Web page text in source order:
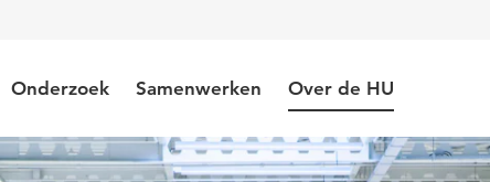
Onderzoek Samenwerken Over de HU